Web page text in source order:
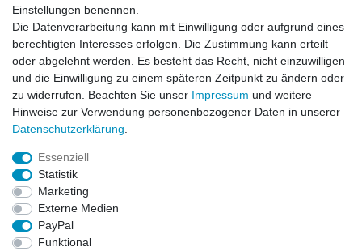
Hiermit bestätige ich, dass ich die
Einwilligung kann ich jederzeit widerrufen.**
Abonnieren
** Hierbei handelt es sich um ein Pflichtfeld.
Einstellungen benennen.
Die Datenverarbeitung kann mit Einwilligung oder aufgrund eines
berechtigten Interesses erfolgen. Die Zustimmung kann erteilt
oder abgelehnt werden. Es besteht das Recht, nicht einzuwilligen
und die Einwilligung zu einem späteren Zeitpunkt zu ändern oder
zu widerrufen. Beachten Sie unser Impressum und weitere
Hinweise zur Verwendung personenbezogener Daten in unserer
Daten­schutz­erklärung
Essenziell
Statistik
Marketing
Externe Medien
PayPal
Funktional